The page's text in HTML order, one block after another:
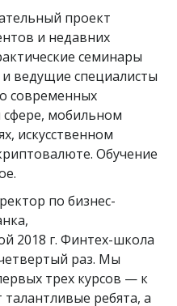
проект
и недавних
семинары
ведущие специалисты
современных
сфере, мобильном
искусственном
Обучение
по бизнес-
2018 г. Финтех-школа
раз. Мы
трех курсов — к
ребята, а